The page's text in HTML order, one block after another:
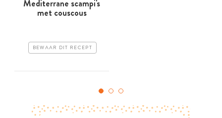
Mediterrane scampi's
met couscous
BEWAAR DIT RECEPT